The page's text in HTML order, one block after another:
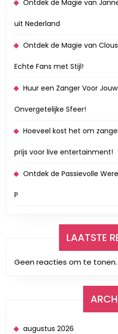
Ontdek de Magie van
uit Nederland
Ontdek de Magie van
Echte Fans met Stijl!
Huur een Zanger Voor
Onvergetelijke Sfeer!
Hoeveel kost het om
prijs voor live entertainment!
Ontdek de Passievolle
P
LAATSTE
Geen reacties om te tonen.
augustus 2026